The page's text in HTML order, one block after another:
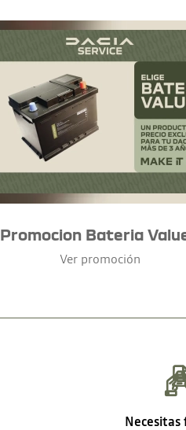
Promocion Bateria
Ver promoción
Necesitas